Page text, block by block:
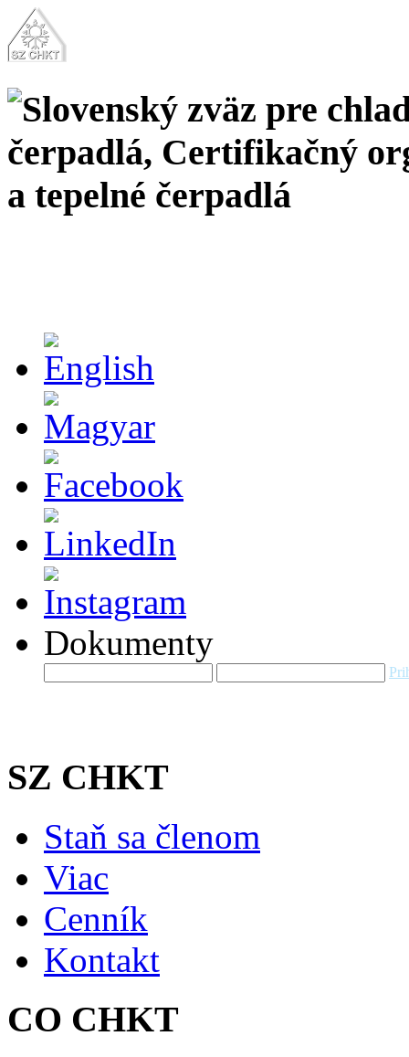
Dokumenty
SZ CHKT
Staň sa členom
Viac
Cenník
Kontakt
CO CHKT